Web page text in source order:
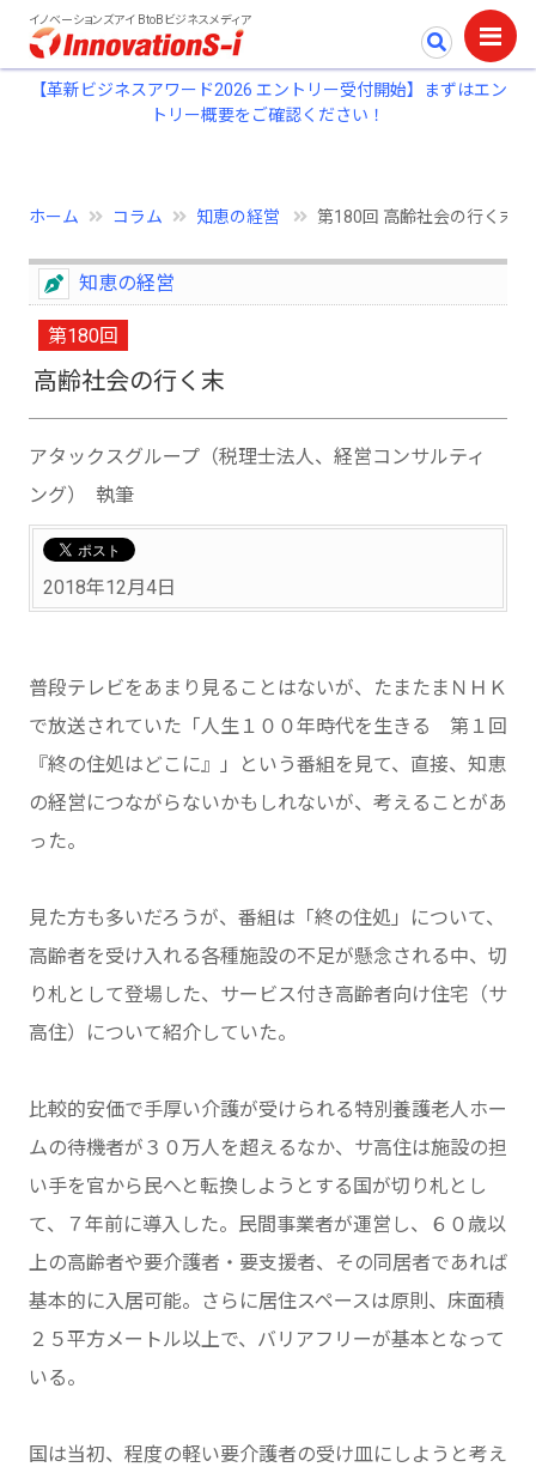
イノベーションズアイ BtoBビジネスメディア
【革新ビジネスアワード2026 エントリー受付開始】まずはエン
トリー概要をご確認ください！
ホーム コラム 知恵の経営 第180回 高齢社会の行く末
知恵の経営
第180回
高齢社会の行く末
アタックスグループ（税理士法人、経営コンサルティ
ング） 執筆
2018年12月4日
普段テレビをあまり見ることはないが、たまたまＮＨＫ
で放送されていた「人生１００年時代を生きる 第１回
『終の住処はどこに』」という番組を見て、直接、知恵
の経営につながらないかもしれないが、考えることがあ
った。
見た方も多いだろうが、番組は「終の住処」について、
高齢者を受け入れる各種施設の不足が懸念される中、切
り札として登場した、サービス付き高齢者向け住宅（サ
高住）について紹介していた。
比較的安価で手厚い介護が受けられる特別養護老人ホー
ムの待機者が３０万人を超えるなか、サ高住は施設の担
い手を官から民へと転換しようとする国が切り札とし
て、７年前に導入した。民間事業者が運営し、６０歳以
上の高齢者や要介護者・要支援者、その同居者であれば
基本的に入居可能。さらに居住スペースは原則、床面積
２５平方メートル以上で、バリアフリーが基本となって
いる。
国は当初、程度の軽い要介護者の受け皿にしようと考え